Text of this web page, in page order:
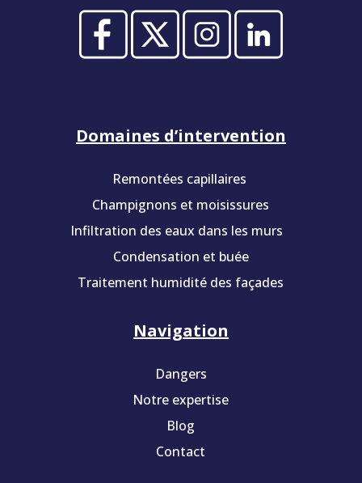
Domaines d’intervention
Remontées capillaires
Champignons et moisissures
Infiltration des eaux dans les murs
Condensation et buée
Traitement humidité des façades
Navigation
Dangers
Notre expertise
Blog
Contact